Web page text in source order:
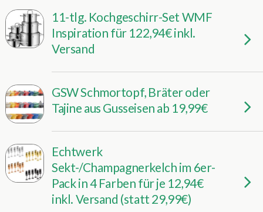
11-tlg. Kochgeschirr-Set WMF
Inspiration für 122,94€ inkl.
Versand
GSW Schmortopf, Bräter oder
Tajine aus Gusseisen ab 19,99€
Echtwerk
Sekt-/Champagnerkelch im 6er-
Pack in 4 Farben für je 12,94€
inkl. Versand (statt 29,99€)